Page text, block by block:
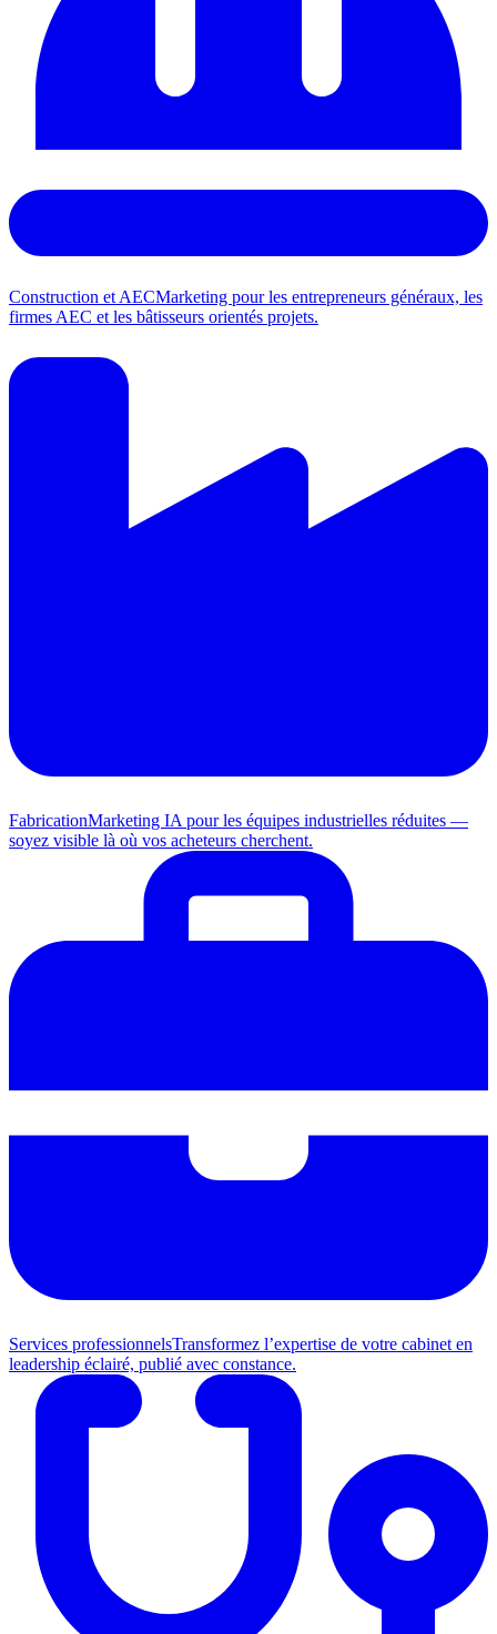
Construction et AECMarketing pour les entrepreneurs généraux, les
firmes AEC et les bâtisseurs orientés projets.
FabricationMarketing IA pour les équipes industrielles réduites —
soyez visible là où vos acheteurs cherchent.
Services professionnelsTransformez l’expertise de votre cabinet en
leadership éclairé, publié avec constance.